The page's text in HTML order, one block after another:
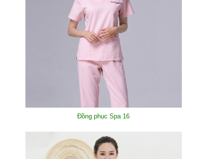
Đồng phục Spa 16